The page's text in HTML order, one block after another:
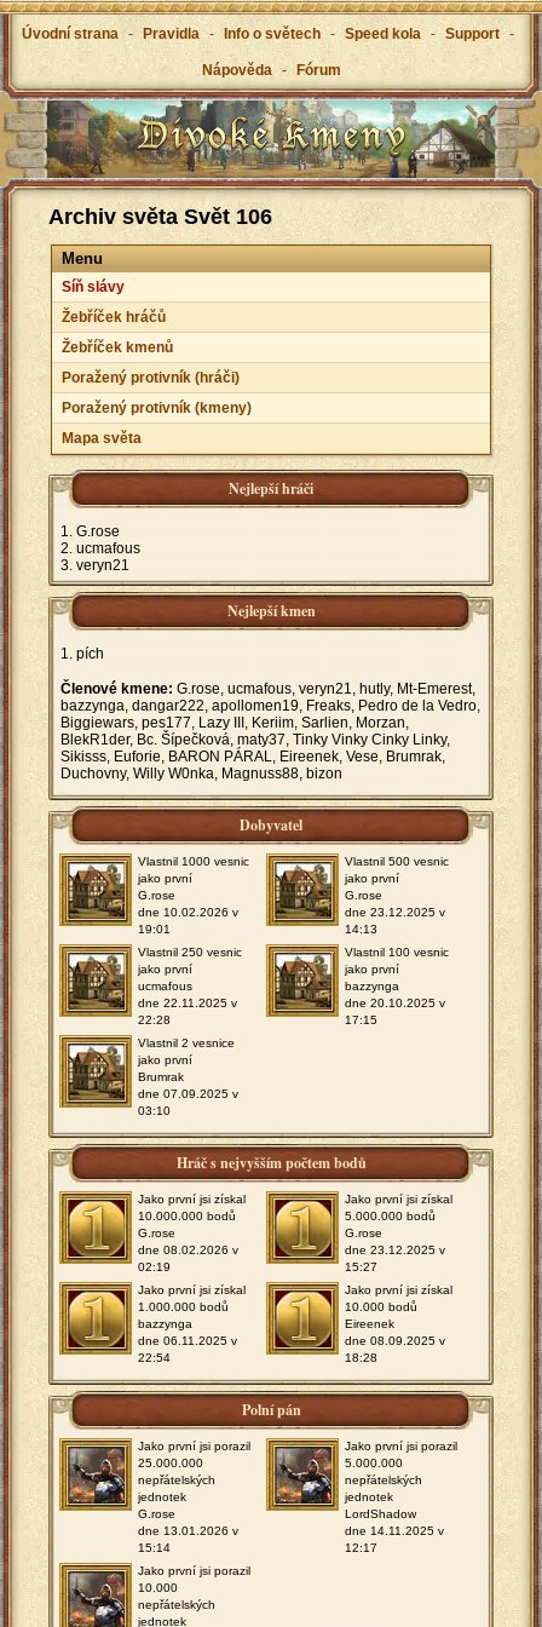
Úvodní strana - Pravidla - Info o světech - Speed kola - Support -
Nápověda - Fórum
Archiv světa Svět 106
Menu
Síň slávy
Žebříček hráčů
Žebříček kmenů
Poražený protivník (hráči)
Poražený protivník (kmeny)
Mapa světa
Nejlepší hráči
G.rose
ucmafous
veryn21
Nejlepší kmen
pích
Členové kmene: G.rose, ucmafous, veryn21, hutly, Mt-Emerest,
bazzynga, dangar222, apollomen19, Freaks, Pedro de la Vedro,
Biggiewars, pes177, Lazy III, Keriim, Sarlien, Morzan,
BlekR1der, Bc. Šípečková, maty37, Tinky Vinky Cinky Linky,
Sikisss, Euforie, BARON PÁRAL, Eireenek, Vese, Brumrak,
Duchovny, Willy W0nka, Magnuss88, bizon
Dobyvatel
Vlastnil 1000 vesnic
jako první
G.rose
dne 10.02.2026 v
19:01
Vlastnil 500 vesnic
jako první
G.rose
dne 23.12.2025 v
14:13
Vlastnil 250 vesnic
jako první
ucmafous
dne 22.11.2025 v
22:28
Vlastnil 100 vesnic
jako první
bazzynga
dne 20.10.2025 v
17:15
Vlastnil 2 vesnice
jako první
Brumrak
dne 07.09.2025 v
03:10
Hráč s nejvyšším počtem bodů
Jako první jsi získal
10.000.000 bodů
G.rose
dne 08.02.2026 v
02:19
Jako první jsi získal
5.000.000 bodů
G.rose
dne 23.12.2025 v
15:27
Jako první jsi získal
1.000.000 bodů
bazzynga
dne 06.11.2025 v
22:54
Jako první jsi získal
10.000 bodů
Eireenek
dne 08.09.2025 v
18:28
Polní pán
Jako první jsi porazil
25.000.000
nepřátelských
jednotek
G.rose
dne 13.01.2026 v
15:14
Jako první jsi porazil
5.000.000
nepřátelských
jednotek
LordShadow
dne 14.11.2025 v
12:17
Jako první jsi porazil
10.000
nepřátelských
jednotek